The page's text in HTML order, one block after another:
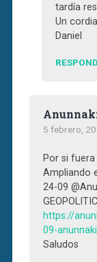
tardía
Un
Daniel
5 febrero,
Por si
Ampliando
24-09
https://
09-
Saludos